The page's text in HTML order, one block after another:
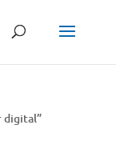
digital”